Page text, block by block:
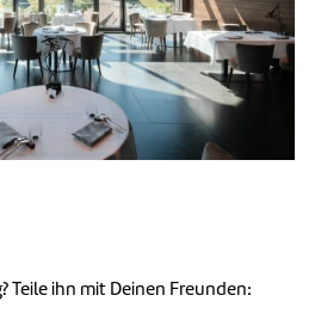
Teile ihn mit Deinen Freunden: